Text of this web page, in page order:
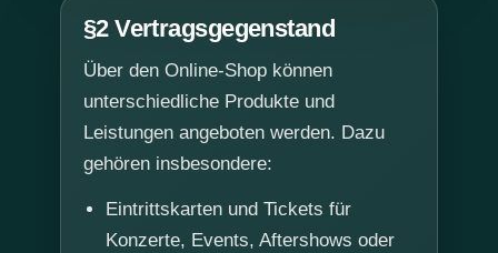
§2 Vertragsgegenstand
Über den Online-Shop können
unterschiedliche Produkte und
Leistungen angeboten werden. Dazu
gehören insbesondere:
Eintrittskarten und Tickets für
Konzerte, Events, Aftershows oder